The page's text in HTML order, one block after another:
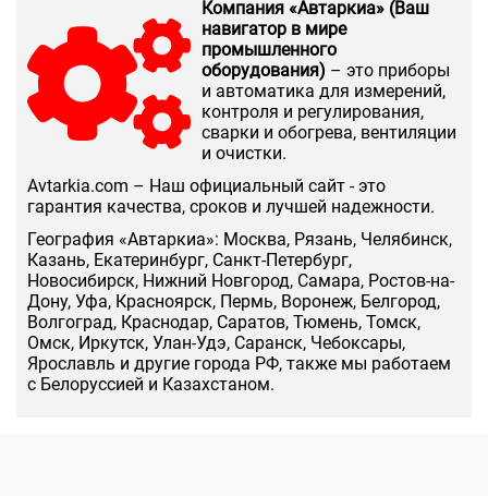
Компания «Автаркиа» (Ваш
навигатор в мире
промышленного
оборудования) – это приборы
и автоматика для измерений,
контроля и регулирования,
сварки и обогрева, вентиляции
и очистки.
Аvtarkia.com – Наш официальный сайт - это
гарантия качества, сроков и лучшей надежности.
География «Автаркиа»: Москва, Рязань, Челябинск,
Казань, Екатеринбург, Санкт-Петербург,
Новосибирск, Нижний Новгород, Самара, Ростов-на-
Дону, Уфа, Красноярск, Пермь, Воронеж, Белгород,
Волгоград, Краснодар, Саратов, Тюмень, Томск,
Омск, Иркутск, Улан-Удэ, Саранск, Чебоксары,
Ярославль и другие города РФ, также мы работаем
с Белоруссией и Казахстаном.